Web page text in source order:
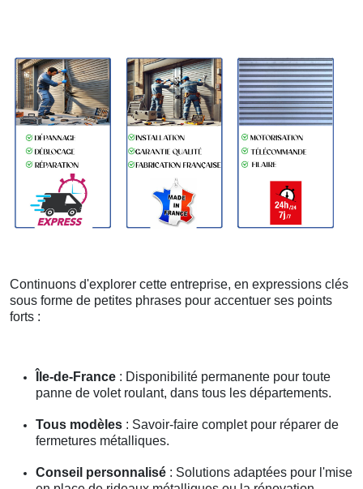
Continuons d'explorer cette entreprise, en expressions clés
sous forme de petites phrases pour accentuer ses points
forts :
Île-de-France : Disponibilité permanente pour toute
panne de volet roulant, dans tous les départements.
Tous modèles : Savoir-faire complet pour réparer de
fermetures métalliques.
Conseil personnalisé : Solutions adaptées pour l'mise